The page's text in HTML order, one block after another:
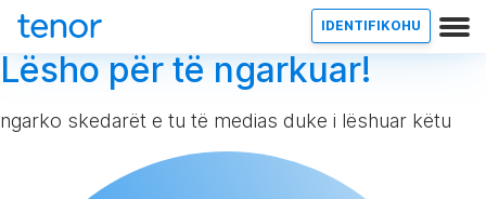
IDENTIFIKOHU
Lësho për të ngarkuar!
ngarko skedarët e tu të medias duke i lëshuar këtu